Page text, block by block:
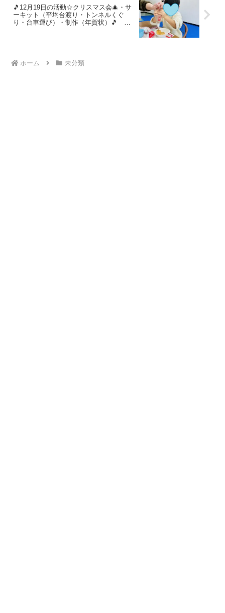
🎵12月19日の活動☆クリスマス会🎄・サ
ーキット（平均台渡り・トンネルくぐ
り・台車運び）・制作（年賀状）🎵 東
ホーム 未分類